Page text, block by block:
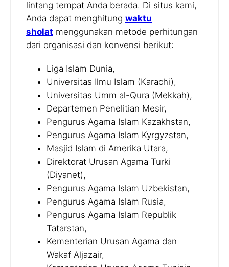
lintang tempat Anda berada. Di situs kami,
Anda dapat menghitung waktu
sholat menggunakan metode perhitungan
dari organisasi dan konvensi berikut:
Liga Islam Dunia,
Universitas Ilmu Islam (Karachi),
Universitas Umm al-Qura (Mekkah),
Departemen Penelitian Mesir,
Pengurus Agama Islam Kazakhstan,
Pengurus Agama Islam Kyrgyzstan,
Masjid Islam di Amerika Utara,
Direktorat Urusan Agama Turki
(Diyanet),
Pengurus Agama Islam Uzbekistan,
Pengurus Agama Islam Rusia,
Pengurus Agama Islam Republik
Tatarstan,
Kementerian Urusan Agama dan
Wakaf Aljazair,